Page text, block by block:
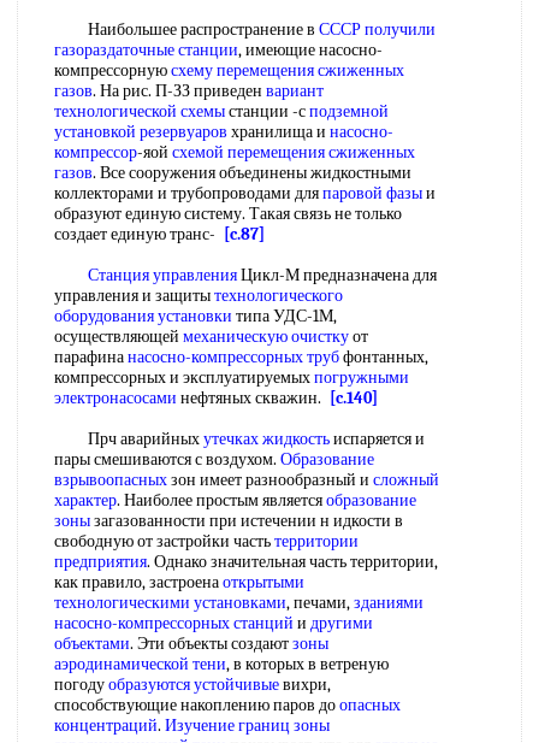
Наибольшее распространение в СССР получили
газораздаточные станции, имеющие насосно-
компрессорнуюсхему перемещениясжиженных
газов. На рис. П-ЗЗ приведен вариант
технологической схемыстанции -сподземной
установкой резервуаров хранилища и насосно-
компрессор-яой схемой перемещениясжиженных
газов. Все сооружения объединены жидкостными
коллекторами и трубопроводами дляпаровой фазыи
образуют единую систему. Такая связь не только
создает единую транс-
[c.87]
Станция управленияЦикл-М предназначена для
управления и защитытехнологического
оборудования установки типа УДС-1М,
осуществляющей механическую очисткуот
парафинанасосно-компрессорных трубфонтанных,
компрессорных и эксплуатируемыхпогружными
электронасосами нефтяных скважин.
[c.140]
Прч аварийныхутечках жидкостьиспаряется и
пары смешиваются с воздухом. Образование
взрывоопасныхзон имеет разнообразный и сложный
характер. Наиболее простым являетсяобразование
зонызагазованности при истечении н идкости в
свободную от застройки частьтерритории
предприятия. Однако значительная часть территории,
как правило, застроенаоткрытыми
технологическими установками, печами,зданиями
насосно-компрессорных станций и другими
объектами. Эти объекты создаютзоны
аэродинамической тени, в которых в ветреную
погодуобразуются устойчивыевихри,
способствующие накоплению паров доопасных
концентраций. Изучение границ зоны